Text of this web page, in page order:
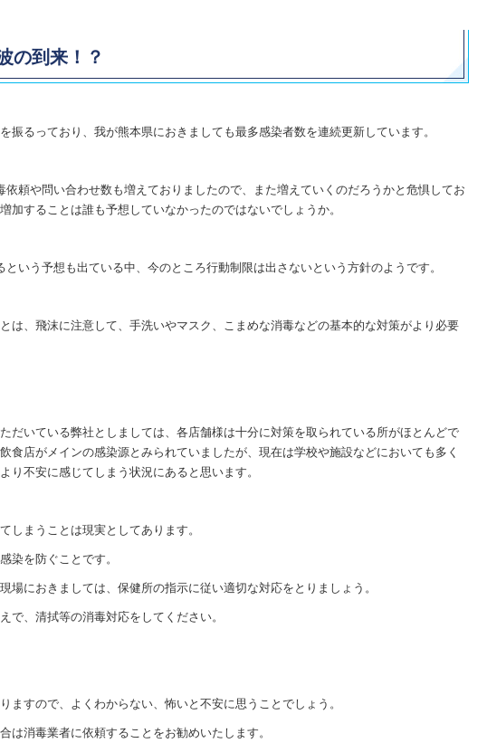
の到来！？
振るっており、我が熊本県におきましても最多感染者数を連続更新しています。
依頼や問い合わせ数も増えておりましたので、また増えていくのだろうかと危惧してお
加することは誰も予想していなかったのではないでしょうか。
いう予想も出ている中、今のところ行動制限は出さないという方針のようです。
は、飛沫に注意して、手洗いやマスク、こまめな消毒などの基本的な対策がより必要
だいている弊社としましては、各店舗様は十分に対策を取られている所がほとんどで
食店がメインの感染源とみられていましたが、現在は学校や施設などにおいても多く
り不安に感じてしまう状況にあると思います。
しまうことは現実としてあります。
染を防ぐことです。
場におきましては、保健所の指示に従い適切な対応をとりましょう。
で、清拭等の消毒対応をしてください。
ますので、よくわからない、怖いと不安に思うことでしょう。
は消毒業者に依頼することをお勧めいたします。